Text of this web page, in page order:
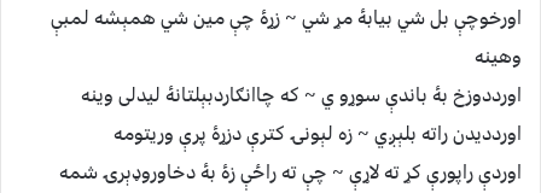
اورخوچې بل شي بيابۀ مړ شي ~ زړۀ چې مين شي همېشه لمبې
وهينه
اورددوزخ بۀ باندې سوړو ي ~ که چاانګاردبېلتانۀ ليدلی وينه
اوردديدن راته بلېږي ~ زه لېونۍ کترې دزړۀ پرې وريتومه
اوردې راپورې کړ ته لاړې ~ چې ته راځې زۀ بۀ دخاوروډېرۍ شمه